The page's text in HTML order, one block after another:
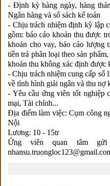
- Định kỳ hàng ngày, hàng
Ngân hàng và sổ sách kế toán
- Chịu trách nhiệm định kỳ lập
gồm: báo cáo khoản thu được
khoản cho vay, báo cáo lượng
tiền trả phân loại theo sản
khoản thu không xác định được
- Chịu trách nhiệm cung cấp số
về tình hình giải ngân và thu nợ
- Yêu cầu ứng viên tốt nghiệp
mại, Tài chính...
Địa điểm làm việc: Cụm công
Nội
Lương: 10 - 15tr
Ứng viên quan tâm